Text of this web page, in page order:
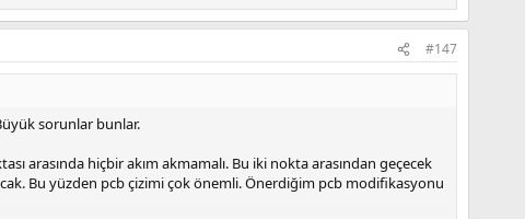
#147
sorunlar bunlar.
arasında hiçbir akım akmamalı. Bu iki nokta arasından geçecek
Bu yüzden pcb çizimi çok önemli. Önerdiğim pcb modifikasyonu